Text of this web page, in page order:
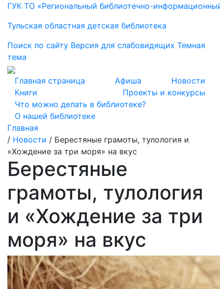
ГУК ТО «Региональный библиотечно-
Тульская областная детская библиотека
Поиск по сайту Версия для слабовидящих Темная
тема
Главная страница Афиша
Новости
Книги
Проекты и конкурсы
Что можно делать в библиотеке?
О нашей библиотеке
Главная
/ Новости / Берестяные грамоты, тулология и
«Хождение за три моря» на вкус
Берестяные
грамоты, тулология
и «Хождение за три
моря» на вкус